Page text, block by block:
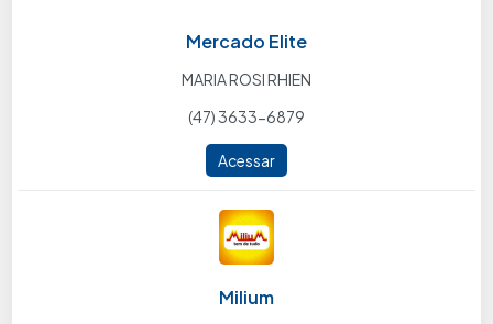
Mercado Elite
MARIA ROSI RHIEN
(47) 3633-6879
Acessar
Milium